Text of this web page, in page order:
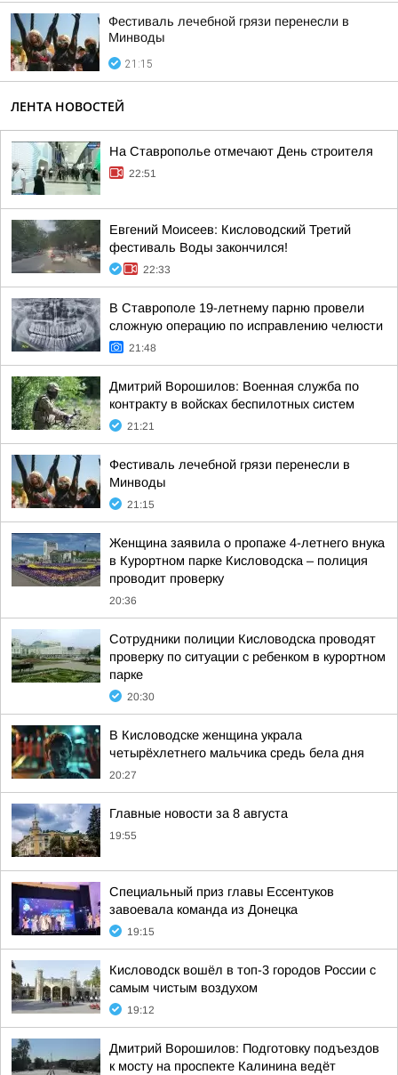
Фестиваль лечебной грязи перенесли в
Минводы
21:15
ЛЕНТА НОВОСТЕЙ
На Ставрополье отмечают День строителя
22:51
Евгений Моисеев: Кисловодский Третий
фестиваль Воды закончился!
22:33
В Ставрополе 19-летнему парню провели
сложную операцию по исправлению челюсти
21:48
Дмитрий Ворошилов: Военная служба по
контракту в войсках беспилотных систем
21:21
Фестиваль лечебной грязи перенесли в
Минводы
21:15
Женщина заявила о пропаже 4-летнего внука
в Курортном парке Кисловодска – полиция
проводит проверку
20:36
Сотрудники полиции Кисловодска проводят
проверку по ситуации с ребенком в курортном
парке
20:30
В Кисловодске женщина украла
четырёхлетнего мальчика средь бела дня
20:27
Главные новости за 8 августа
19:55
Специальный приз главы Ессентуков
завоевала команда из Донецка
19:15
Кисловодск вошёл в топ-3 городов России с
самым чистым воздухом
19:12
Дмитрий Ворошилов: Подготовку подъездов
к мосту на проспекте Калинина ведёт